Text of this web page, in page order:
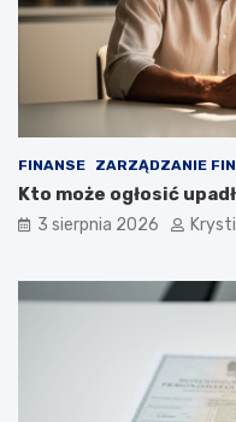
FINANSE ZARZĄDZANIE
Kto może ogłosić
3 sierpnia 2026